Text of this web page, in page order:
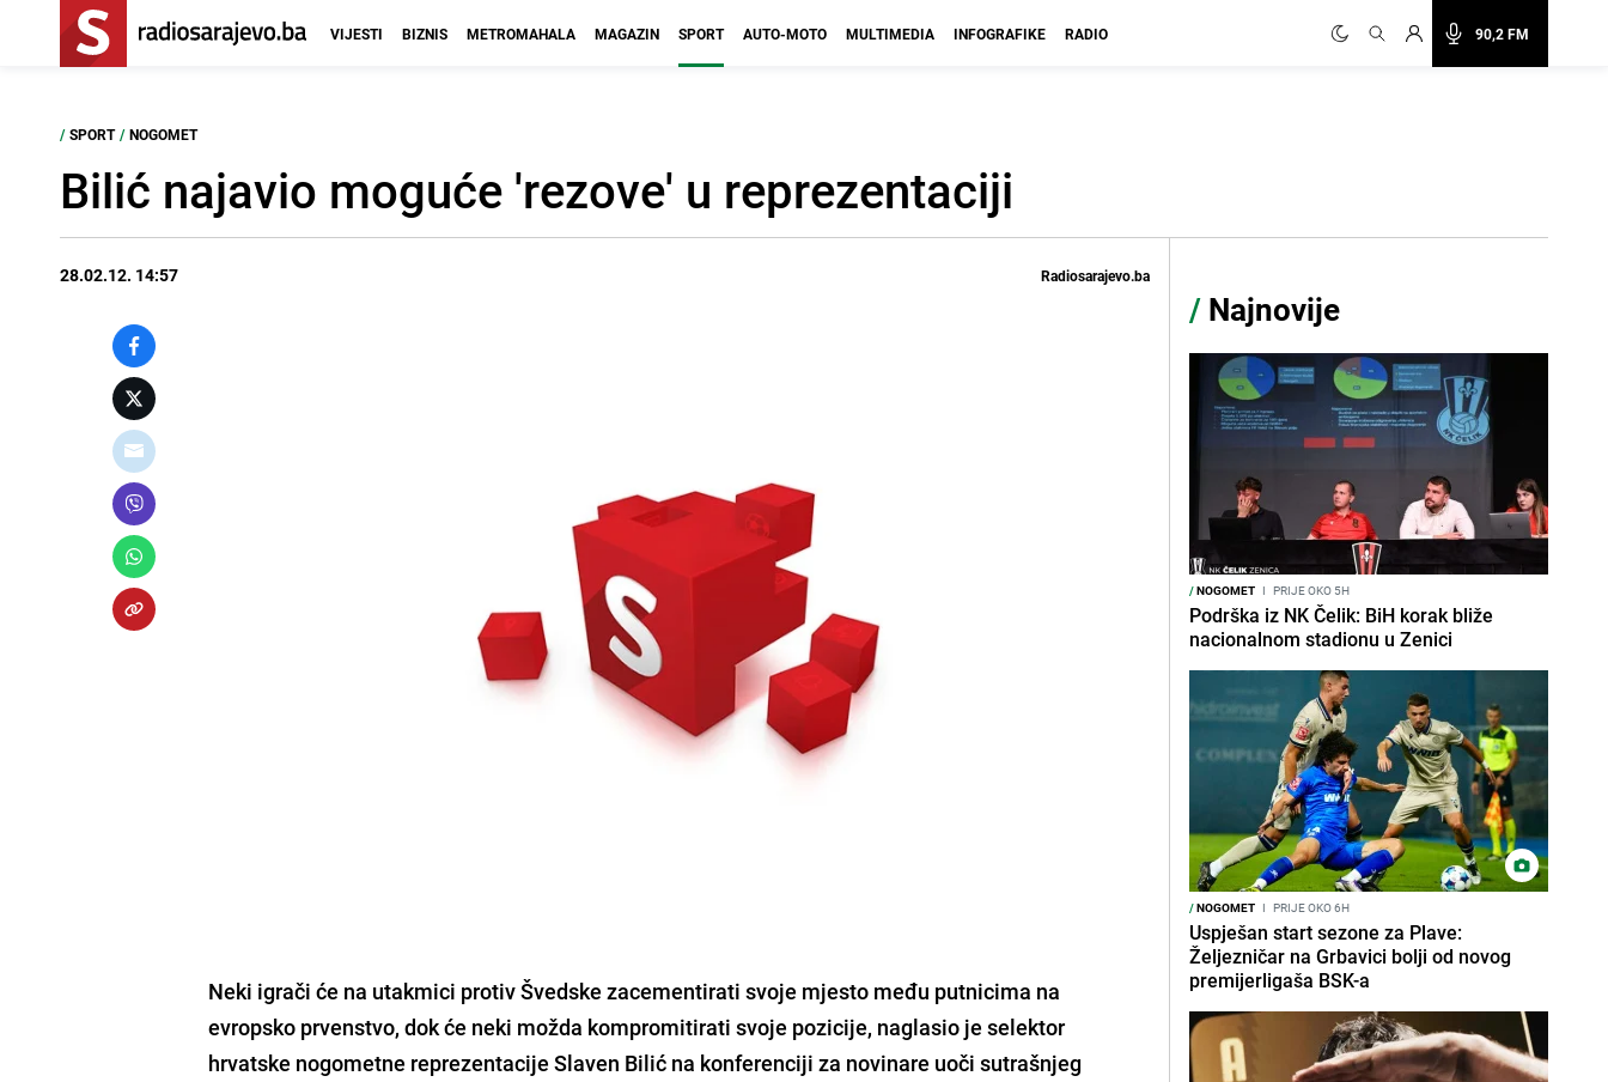
90,2 FM
VIJESTI BIZNIS METROMAHALA MAGAZIN SPORT AUTO-MOTO MULTIMEDIA INFOGRAFIKE RADIO
/ SPORT / NOGOMET
Bilić najavio moguće 'rezove' u reprezentaciji
28.02.12. 14:57 Radiosarajevo.ba
Neki igrači će na utakmici protiv Švedske zacementirati svoje mjesto među putnicima na
evropsko prvenstvo, dok će neki možda kompromitirati svoje pozicije, naglasio je selektor
hrvatske nogometne reprezentacijeSlaven Bilić na konferenciji za novinare uoči sutrašnjeg
/ Najnovije
/NOGOMET I PRIJE OKO 5H
Podrška iz NK Čelik: BiH korak bliže
nacionalnom stadionu u Zenici
/NOGOMET I PRIJE OKO 6H
Uspješan start sezone za Plave:
Željezničar na Grbavici bolji od novog
premijerligaša BSK-a